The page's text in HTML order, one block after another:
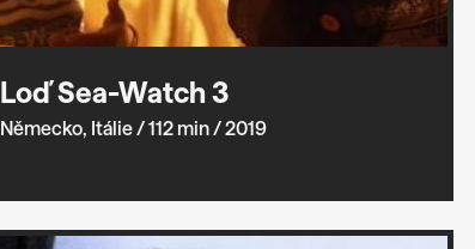
Loď Sea-Watch 3
Německo, Itálie/ 112 min/ 2019